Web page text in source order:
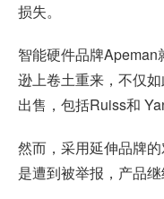
损失。
智能硬件品牌
逊上卷土重来，不仅
出售，包括Ruiss和
然而，采用延伸品牌
是遭到被举报，产品继